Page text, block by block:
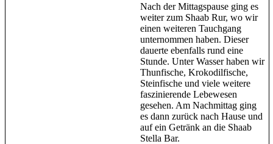
Nach der Mittagspause ging es
weiter zum Shaab Rur, wo wir
einen weiteren Tauchgang
unternommen haben. Dieser
dauerte ebenfalls rund eine
Stunde. Unter Wasser haben wir
Thunfische, Krokodilfische,
Steinfische und viele weitere
faszinierende Lebewesen
gesehen. Am Nachmittag ging
es dann zurück nach Hause und
auf ein Getränk an die Shaab
Stella Bar.